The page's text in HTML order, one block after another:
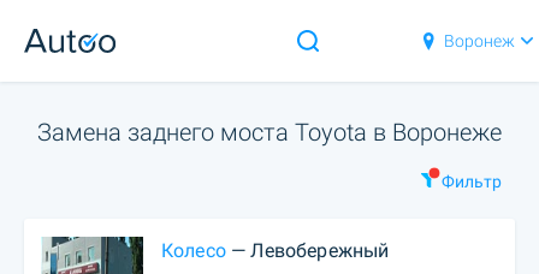
Воронеж
Замена заднего моста Toyota в Воронеже
Фильтр
Колесо— Левобережный